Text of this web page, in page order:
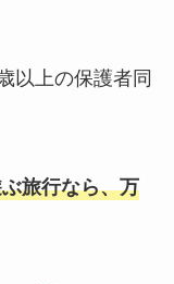
以上の保護者同
旅行なら、万